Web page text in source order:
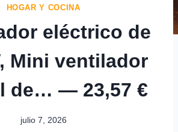
HOGAR Y COCINA
eléctrico de
Mini ventilador
de… — 23,57 €
julio 7, 2026